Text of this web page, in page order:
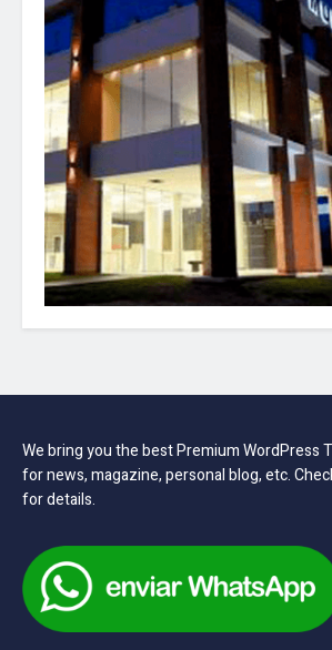
We bring you the best Premium WordPress
for news, magazine, personal blog, etc.
for details.